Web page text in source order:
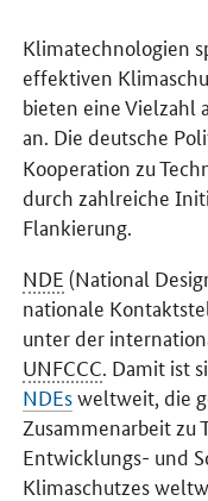
Klimatechnologien
effektiven
bieten eine Vielzahl
an. Die deutsche
Kooperation zu
durch zahlreiche
Flankierung.
NDE (National
nationale
unter der
UNFCCC. Damit ist
NDEsweltweit, die
Zusammenarbeit zu
Entwicklungs- und
Klimaschutzes